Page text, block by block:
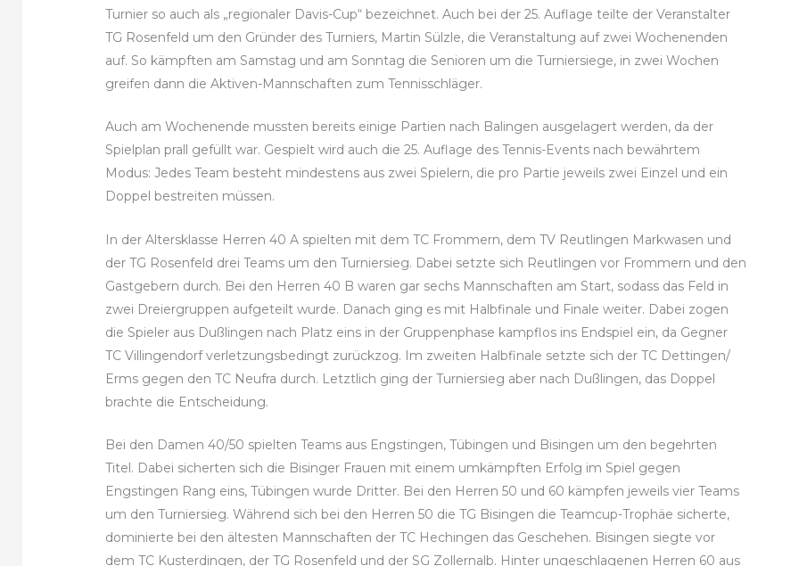
Turnier so auch als „regionaler Davis-Cup“ bezeichnet. Auch bei der 25. Auflage teilte der Veranstalter
TG Rosenfeld um den Gründer des Turniers, Martin Sülzle, die Veranstaltung auf zwei Wochenenden
auf. So kämpften am Samstag und am Sonntag die Senioren um die Turniersiege, in zwei Wochen
greifen dann die Aktiven-Mannschaften zum Tennisschläger.
Auch am Wochenende mussten bereits einige Partien nach Balingen ausgelagert werden, da der
Spielplan prall gefüllt war. Gespielt wird auch die 25. Auflage des Tennis-Events nach bewährtem
Modus: Jedes Team besteht mindestens aus zwei Spielern, die pro Partie jeweils zwei Einzel und ein
Doppel bestreiten müssen.
In der Altersklasse Herren 40 A spielten mit dem TC Frommern, dem TV Reutlingen Markwasen und
der TG Rosenfeld drei Teams um den Turniersieg. Dabei setzte sich Reutlingen vor Frommern und den
Gastgebern durch. Bei den Herren 40 B waren gar sechs Mannschaften am Start, sodass das Feld in
zwei Dreiergruppen aufgeteilt wurde. Danach ging es mit Halbfinale und Finale weiter. Dabei zogen
die Spieler aus Dußlingen nach Platz eins in der Gruppenphase kampflos ins Endspiel ein, da Gegner
TC Villingendorf verletzungsbedingt zurückzog. Im zweiten Halbfinale setzte sich der TC Dettingen/
Erms gegen den TC Neufra durch. Letztlich ging der Turniersieg aber nach Dußlingen, das Doppel
brachte die Entscheidung.
Bei den Damen 40/50 spielten Teams aus Engstingen, Tübingen und Bisingen um den begehrten
Titel. Dabei sicherten sich die Bisinger Frauen mit einem umkämpften Erfolg im Spiel gegen
Engstingen Rang eins, Tübingen wurde Dritter. Bei den Herren 50 und 60 kämpfen jeweils vier Teams
um den Turniersieg. Während sich bei den Herren 50 die TG Bisingen die Teamcup-Trophäe sicherte,
dominierte bei den ältesten Mannschaften der TC Hechingen das Geschehen. Bisingen siegte vor
dem TC Kusterdingen, der TG Rosenfeld und der SG Zollernalb. Hinter ungeschlagenen Herren 60 aus